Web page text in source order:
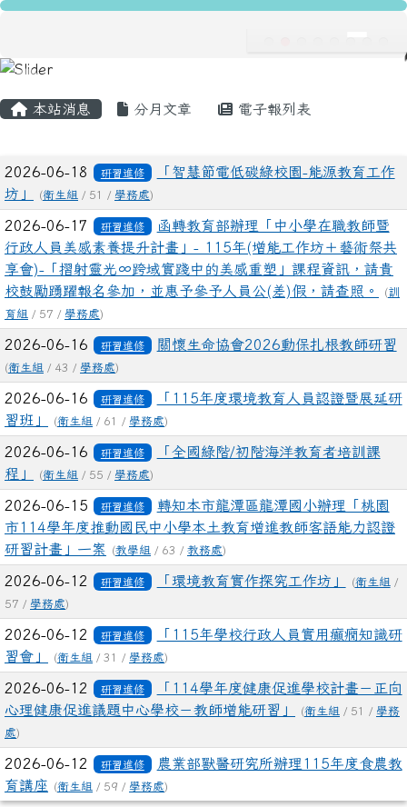
跳至主內容區
龍安國民小學
本站消息 分月文章 電子報列表
文章列表
2026-06-18 研習進修
「智慧節電低碳綠校園-能源教育工作
坊」
(衛生組 / 51 / 學務處)
2026-06-17 研習進修
函轉教育部辦理「中小學在職教師暨
行政人員美感素養提升計畫」- 115年(增能工作坊＋藝術祭共
享會)-「摺射靈光∞跨域實踐中的美感重塑」課程資訊，請貴
校鼓勵踴躍報名參加，並惠予參予人員公(差)假，請查照。
(訓
育組 / 57 / 學務處)
2026-06-16 研習進修 關懷生命協會2026動保扎根教師研習
(衛生組 / 43 / 學務處)
2026-06-16 研習進修
「115年度環境教育人員認證暨展延研
習班」
(衛生組 / 61 / 學務處)
2026-06-16 研習進修
「全國綠階/初階海洋教育者培訓課
程」
(衛生組 / 55 / 學務處)
2026-06-15 研習進修
轉知本市龍潭區龍潭國小辦理「桃園
市114學年度推動國民中小學本土教育增進教師客語能力認證
研習計畫」一案
(教學組 / 63 / 教務處)
2026-06-12 研習進修 「環境教育實作探究工作坊」 (衛生組 /
57 / 學務處)
2026-06-12 研習進修
「115年學校行政人員實用癲癇知識研
習會」
(衛生組 / 31 / 學務處)
2026-06-12 研習進修
「114學年度健康促進學校計畫－正向
心理健康促進議題中心學校－教師增能研習」
(衛生組 / 51 / 學務
處)
2026-06-12 研習進修
農業部獸醫研究所辦理115年度食農教
育講座
(衛生組 / 59 / 學務處)